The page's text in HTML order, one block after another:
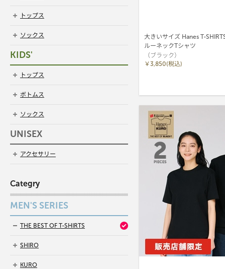
大きいサイズ Hanes T-
ルーネックTシャツ
（ブラック）
￥3,850(税込)
トップス
ソックス
KIDS'
トップス
ボトムス
ソックス
UNISEX
アクセサリー
Categry
MEN'S SERIES
THE BEST OF T-SHIRTS
SHIRO
KURO